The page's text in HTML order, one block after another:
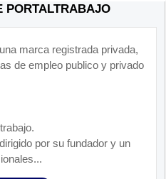
PORTALTRABAJO
marca registrada privada,
de empleo publico y privado
por su fundador y un